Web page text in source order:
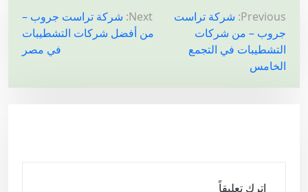
ت
ص
فّ
Previous: شركة تراست
جروب – من شركات
التشطيبات في التجمع
الخامس
Next: شركة تراست جروب –
من أفضل شركات التشطيبات
في مصر
اترك تعليقاً